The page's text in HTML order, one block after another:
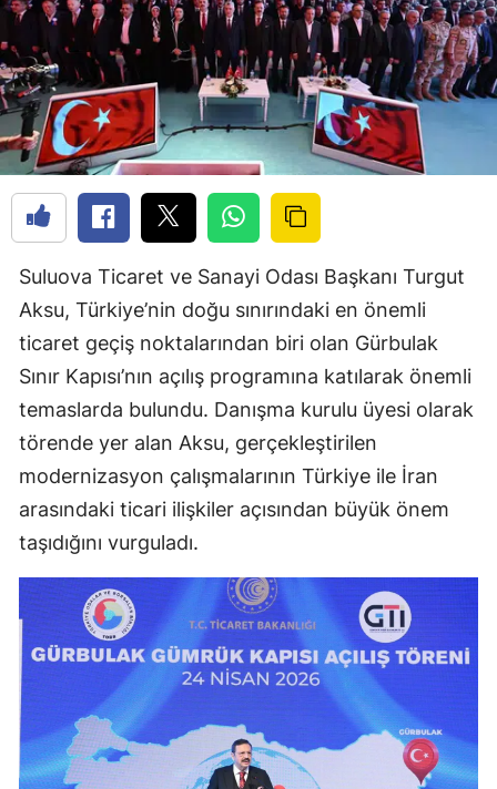
Suluova Ticaret ve Sanayi Odası Başkanı Turgut
Aksu, Türkiye’nin doğu sınırındaki en önemli
ticaret geçiş noktalarından biri olan Gürbulak
Sınır Kapısı’nın açılış programına katılarak önemli
temaslarda bulundu. Danışma kurulu üyesi olarak
törende yer alan Aksu, gerçekleştirilen
modernizasyon çalışmalarının Türkiye ile İran
arasındaki ticari ilişkiler açısından büyük önem
taşıdığını vurguladı.